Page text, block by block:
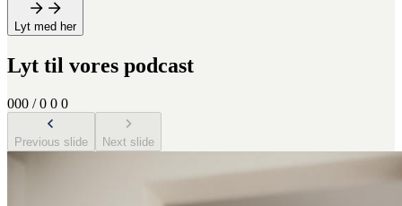
Lyt med her
Lyt til vores podcast
000 / 0 0 0
Previous slide Next slide